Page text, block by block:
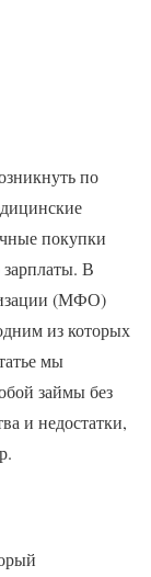
по
покупки
В
(МФО)
из которых
мы
займы без
и недостатки,